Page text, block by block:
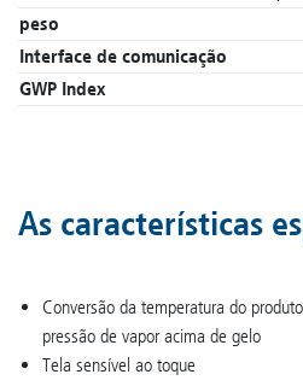
peso
Interface de comunicação
GWP Index
As características
Conversão da temperatura do
pressão de vapor acima de gelo
Tela sensível ao toque